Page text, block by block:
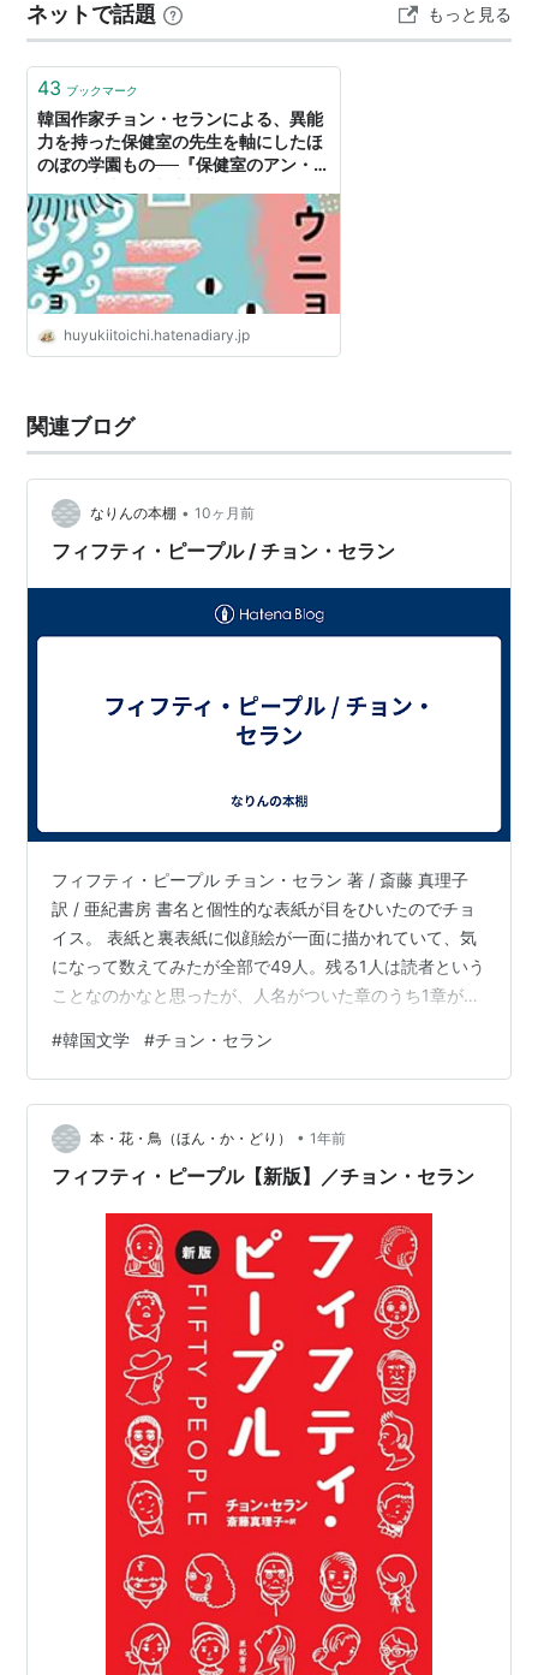
能力は一体何なのか？物語はいつものチョン・セラン作
品のようにユーモラスにドタバタと展開して大団円を…
ネットで話題 もっと見る
43 ブックマーク
韓国作家チョン・セランによる、異能
力を持った保健室の先生を軸にしたほ
のぼの学園もの──『保健室のアン・ウ
huyukiitoichi.hatenadiary.jp
関連ブログ
なりんの本棚 • 10ヶ月前
フィフティ・ピープル / チョン・セラン
フィフティ・ピープル チョン・セラン 著 / 斎藤 真理子
訳 / 亜紀書房 書名と個性的な表紙が目をひいたのでチョ
イス。 表紙と裏表紙に似顔絵が一面に描かれていて、気
になって数えてみたが全部で49人。残る1人は読者という
ことなのかなと思ったが、人名がついた章のうち1章が3
ちょっと寂れた雰囲気のある地方都市の大学病院を取り
巻く人々の人間模様を書いた連作短編。 序盤でそれぞれ
の登場人物に関連性があることがわかるので、次の章は
どんな人なんだろう、もう出てきた人なのかな、はじめ
ましてなのかなと考えながら一気読みしてしまった。韓
#韓国文学 #チョン・セラン
本・花・鳥（ほん・か・どり） • 1年前
フィフティ・ピープル【新版】／チョン・セラン